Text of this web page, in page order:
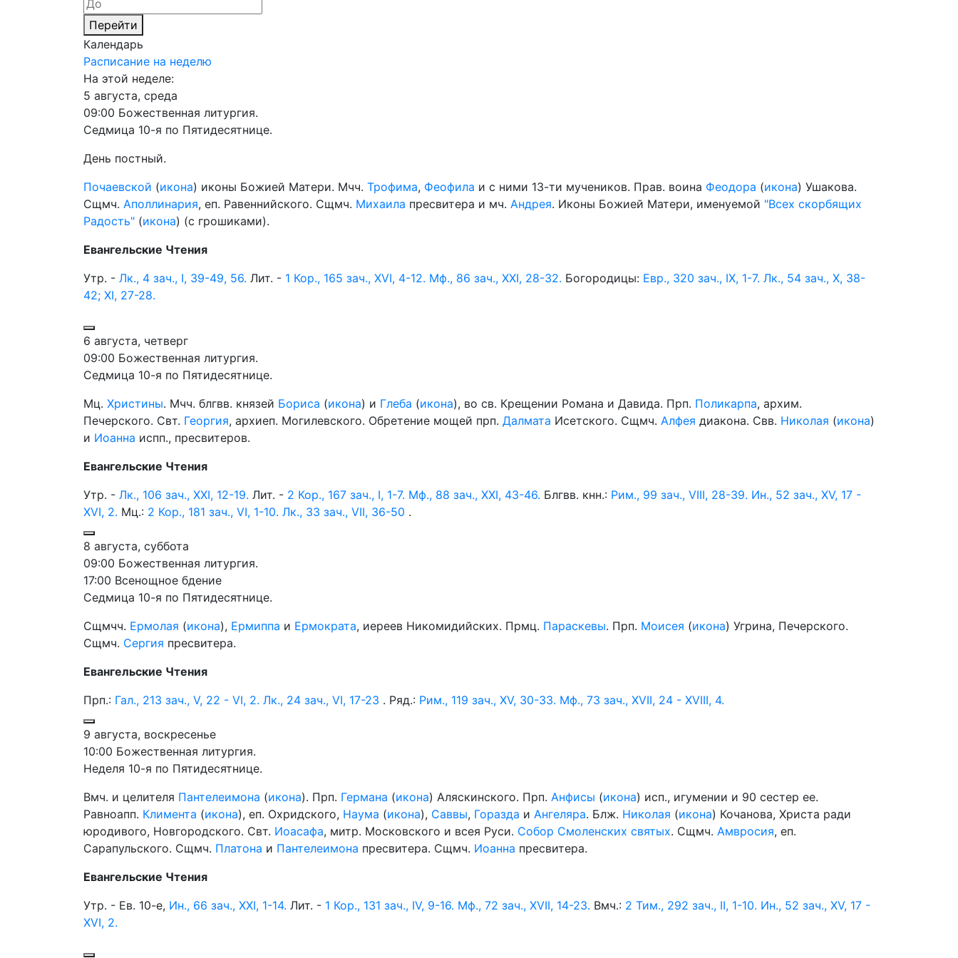
Перейти
Календарь
Расписание на неделю
На этой неделе:
5 августа, среда
09:00 Божественная литургия.
Седмица 10-я по Пятидесятнице.
День постный.
Почаевской (икона) иконы Божией Матери. Мчч. Трофима, Феофила и с ними 13-ти мучеников. Прав. воина Феодора (икона) Ушакова.
Сщмч. Аполлинария, еп. Равеннийского. Сщмч. Михаила пресвитера и мч. Андрея. Иконы Божией Матери, именуемой "Всех скорбящих
Радость" (икона) (с грошиками).
Евангельские Чтения
Утр. - Лк., 4 зач., I, 39-49, 56. Лит. - 1 Кор., 165 зач., XVI, 4-12. Мф., 86 зач., XXI, 28-32. Богородицы: Евр., 320 зач., IX, 1-7. Лк., 54 зач., X, 38-
42; XI, 27-28.
6 августа, четверг
09:00 Божественная литургия.
Седмица 10-я по Пятидесятнице.
Мц. Христины. Мчч. блгвв. князей Бориса (икона) и Глеба (икона), во св. Крещении Романа и Давида. Прп. Поликарпа, архим.
Печерского. Свт. Георгия, архиеп. Могилевского. Обретение мощей прп. Далмата Исетского. Сщмч. Алфея диакона. Свв. Николая (икона)
и Иоанна испп., пресвитеров.
Евангельские Чтения
Утр. - Лк., 106 зач., XXI, 12-19. Лит. - 2 Кор., 167 зач., I, 1-7. Мф., 88 зач., XXI, 43-46. Блгвв. кнн.: Рим., 99 зач., VIII, 28-39. Ин., 52 зач., XV, 17 -
XVI, 2. Мц.: 2 Кор., 181 зач., VI, 1-10. Лк., 33 зач., VII, 36-50 .
8 августа, суббота
09:00 Божественная литургия.
17:00 Всенощное бдение
Седмица 10-я по Пятидесятнице.
Сщмчч. Ермолая (икона), Ермиппа и Ермократа, иереев Никомидийских. Прмц. Параскевы. Прп. Моисея (икона) Угрина, Печерского.
Сщмч. Сергия пресвитера.
Евангельские Чтения
Прп.: Гал., 213 зач., V, 22 - VI, 2. Лк., 24 зач., VI, 17-23 . Ряд.: Рим., 119 зач., XV, 30-33. Мф., 73 зач., XVII, 24 - XVIII, 4.
9 августа, воскресенье
10:00 Божественная литургия.
Неделя 10-я по Пятидесятнице.
Вмч. и целителя Пантелеимона (икона). Прп. Германа (икона) Аляскинского. Прп. Анфисы (икона) исп., игумении и 90 сестер ее.
Равноапп. Климента (икона), еп. Охридского, Наума (икона), Саввы, Горазда и Ангеляра. Блж. Николая (икона) Кочанова, Христа ради
юродивого, Новгородского. Свт. Иоасафа, митр. Московского и всея Руси. Собор Смоленских святых. Сщмч. Амвросия, еп.
Сарапульского. Сщмч. Платона и Пантелеимона пресвитера. Сщмч. Иоанна пресвитера.
Евангельские Чтения
Утр. - Ев. 10-е, Ин., 66 зач., XXI, 1-14. Лит. - 1 Кор., 131 зач., IV, 9-16. Мф., 72 зач., XVII, 14-23. Вмч.: 2 Тим., 292 зач., II, 1-10. Ин., 52 зач., XV, 17 -
XVI, 2.